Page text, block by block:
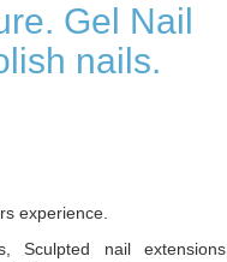
Gel Nail
nails.
experience.
Sculpted nail extensions,